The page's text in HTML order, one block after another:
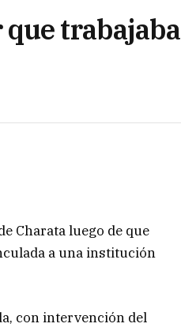
trabajaba
Charata luego de que
a una institución
con intervención del